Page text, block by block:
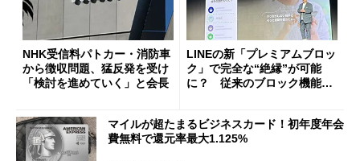
NHK受信料パトカー・消防車
から徴収問題、猛反発を受け
「検討を進めていく」と会長
LINEの新「プレミアムブロッ
ク」で完全な“絶縁”が可能
に？ 従来のブロック機能と
マイルが超たまるビジネスカード！初年度年会
費無料で還元率最大1.125%